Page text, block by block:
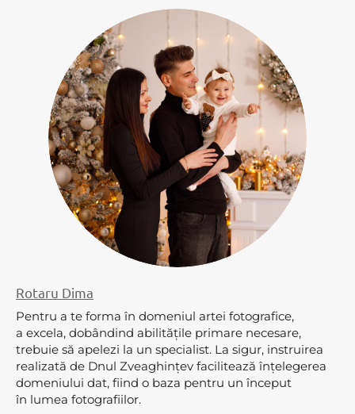
Rotaru Dima
Pentru a te forma în domeniul artei fotografice,
a excela, dobândind abilitățile primare necesare,
trebuie să apelezi la un specialist. La sigur, instruirea
realizată de Dnul Zveaghințev facilitează înțelegerea
domeniului dat, fiind o baza pentru un început
în lumea fotografiilor.